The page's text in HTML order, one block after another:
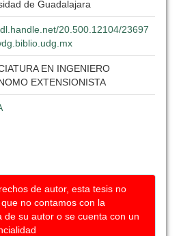
de Guadalajara
20.500.12104/23697
EN INGENIERO
EXTENSIONISTA
de autor, esta tesis no
no contamos con la
de su autor o se cuenta con un